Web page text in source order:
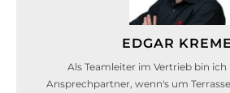
EDGAR
Als Teamleiter im Vertrieb bin ich
Ansprechpartner, wenn's um